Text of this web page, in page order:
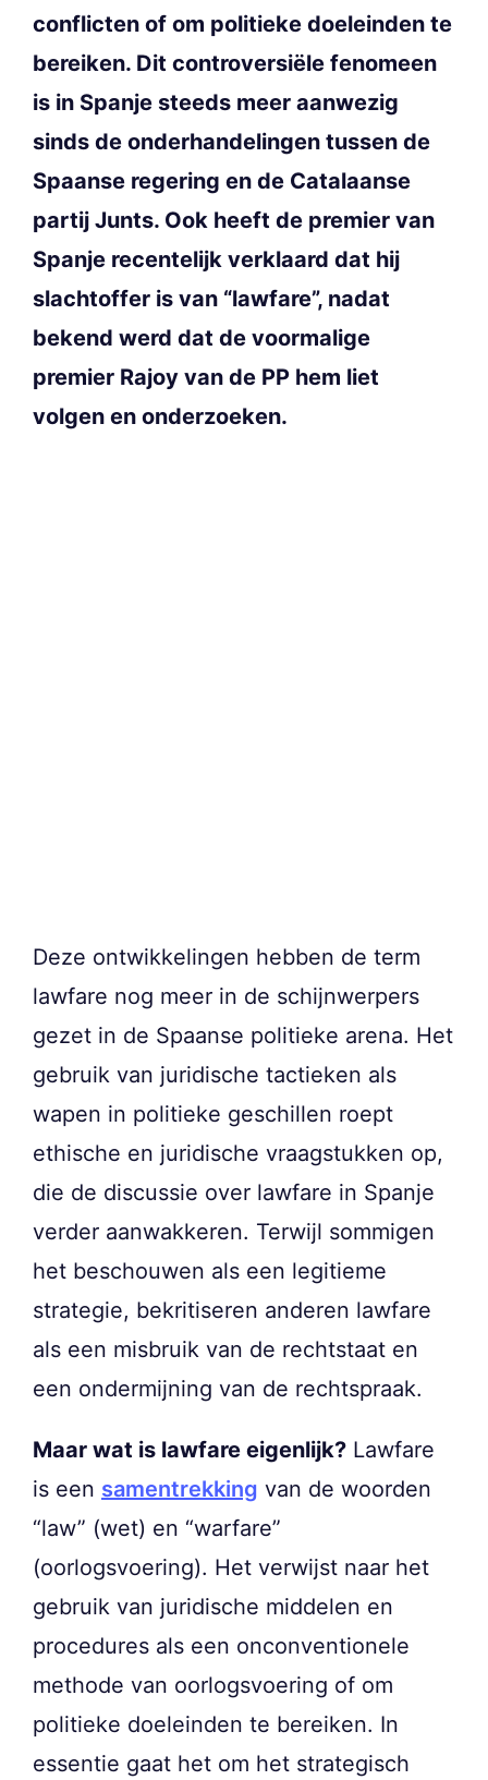
conflicten of om politieke doeleinden te
bereiken. Dit controversiële fenomeen
is in Spanje steeds meer aanwezig
sinds de onderhandelingen tussen de
Spaanse regering en de Catalaanse
partij Junts. Ook heeft de premier van
Spanje recentelijk verklaard dat hij
slachtoffer is van “lawfare”, nadat
bekend werd dat de voormalige
premier Rajoy van de PP hem liet
volgen en onderzoeken.
Deze ontwikkelingen hebben de term
lawfare nog meer in de schijnwerpers
gezet in de Spaanse politieke arena. Het
gebruik van juridische tactieken als
wapen in politieke geschillen roept
ethische en juridische vraagstukken op,
die de discussie over lawfare in Spanje
verder aanwakkeren. Terwijl sommigen
het beschouwen als een legitieme
strategie, bekritiseren anderen lawfare
als een misbruik van de rechtstaat en
een ondermijning van de rechtspraak.
Maar wat is lawfare eigenlijk? Lawfare
is een samentrekking van de woorden
“law” (wet) en “warfare”
(oorlogsvoering). Het verwijst naar het
gebruik van juridische middelen en
procedures als een onconventionele
methode van oorlogsvoering of om
politieke doeleinden te bereiken. In
essentie gaat het om het strategisch